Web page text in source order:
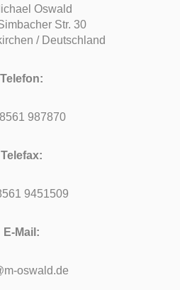
Oswald
Str. 30
/ Deutschland
Telefon:
987870
Telefax:
9451509
E-Mail:
oswald.de